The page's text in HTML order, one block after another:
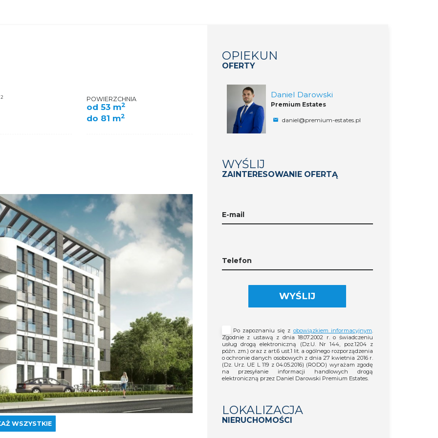
2 POWIERZCHNIA
od 53 m2
do 81 m2
WSZYSTKIE
OPIEKUN
OFERTY
Daniel Darowski
Premium Estates
daniel@premium-estates.pl
WYŚLIJ
ZAINTERESOWANIE OFERTĄ
E-mail
Telefon
WYŚLIJ
Po zapoznaniu się z obowiązkiem informacyjnym.
Zgodnie z ustawą z dnia 18.07.2002 r. o świadczeniu
usług drogą elektroniczną (Dz.U. Nr 144, poz.1204 z
późn. zm.) oraz z art.6 ust.1 lit. a ogólnego rozporządzenia
o ochronie danych osobowych z dnia 27 kwietnia 2016 r.
(Dz. Urz. UE L 119 z 04.05.2016) (RODO) wyrażam zgodę
na przesyłanie informacji handlowych drogą
elektroniczną przez Daniel Darowski Premium Estates.
LOKALIZACJA
NIERUCHOMOŚCI